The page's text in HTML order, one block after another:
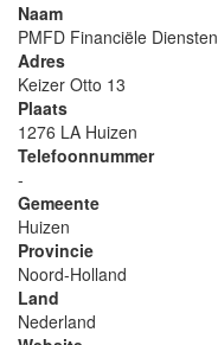
Naam
PMFD Financiële Diensten
Adres
Keizer Otto 13
Plaats
1276 LA Huizen
Telefoonnummer
-
Gemeente
Huizen
Provincie
Noord-Holland
Land
Nederland